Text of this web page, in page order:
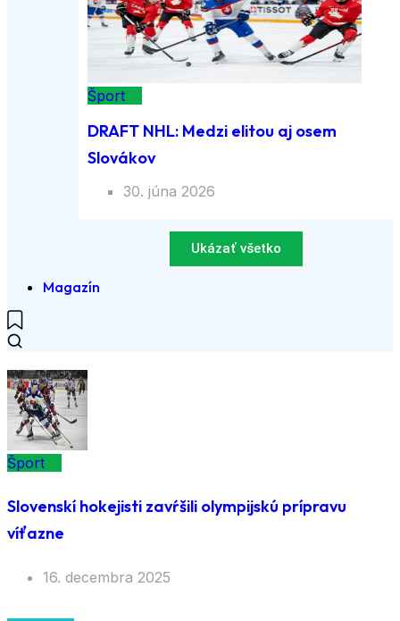
Šport
DRAFT NHL: Medzi elitou aj osem
Slovákov
30. júna 2026
Ukázať všetko
Magazín
Šport
Slovenskí hokejisti zavŕšili olympijskú prípravu
víťazne
16. decembra 2025